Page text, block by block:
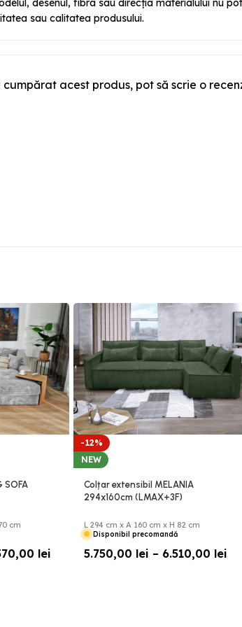
desenul, fibra sau direcția materialului nu
sau calitatea produsului.
acest produs, pot să scrie o
SOFA
cm
lei
-12%
NEW
Colțar extensibil MELANIA
294x160cm (LMAX+3F)
L 294 cm x A 160 cm x H 82 cm
Disponibil precomandă
5.750,00 lei – 6.510,00 lei